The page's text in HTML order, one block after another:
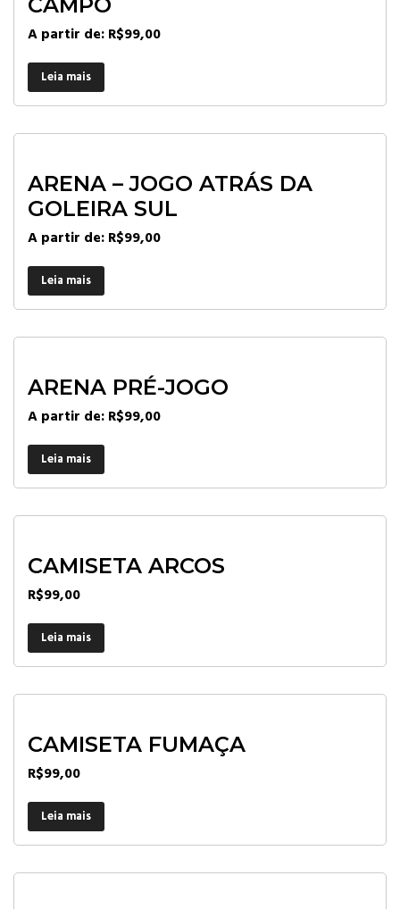
A partir de:R$99,00
Leia mais
ARENA – JOGO ATRÁS DA
GOLEIRA SUL
A partir de:R$99,00
Leia mais
ARENA PRÉ-JOGO
A partir de:R$99,00
Leia mais
CAMISETA ARCOS
R$99,00
Leia mais
CAMISETA FUMAÇA
R$99,00
Leia mais